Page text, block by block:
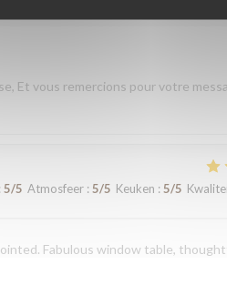
à tous ceux qui visitent Paris
Et vous remercions pour votre
5/5 Atmosfeer: 5/5 Keuken : 5/5
Fabulous window table,